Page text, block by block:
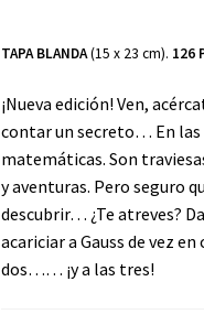
TAPA BLANDA(15 x 23 cm). 126
¡Nueva edición! Ven,
contar un secreto… En las
matemáticas. Son
y aventuras. Pero seguro
descubrir… ¿Te atreves?
acariciar a Gauss de vez
dos…… ¡y a las tres!